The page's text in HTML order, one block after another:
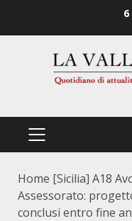
PRIMÄRES
Home [Sicilia] A18
Assessorato:
conclusi entro fine